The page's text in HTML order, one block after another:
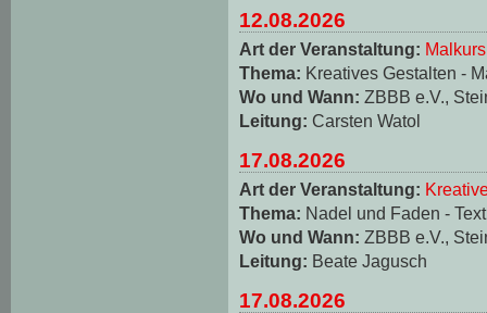
12.08.2026
Art der Veranstaltung: Malkurs
Thema: Kreatives Gestalten -
Wo und Wann: ZBBB e.V.,
Leitung: Carsten Watol
17.08.2026
Art der Veranstaltung:
Thema: Nadel und Faden -
Wo und Wann: ZBBB e.V.,
Leitung: Beate Jagusch
17.08.2026